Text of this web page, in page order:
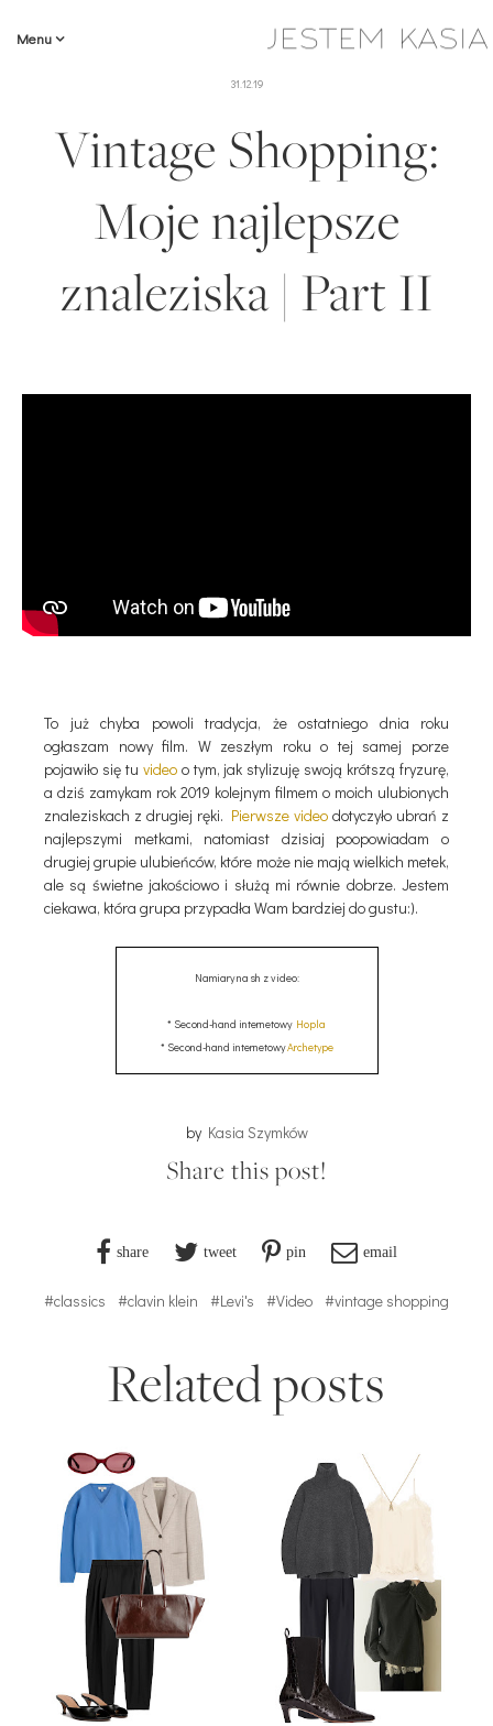
Menu
31.12.19
Vintage Shopping:
Moje najlepsze
znaleziska | Part II
To już chyba powoli tradycja, że ostatniego dnia roku
ogłaszam nowy film. W zeszłym roku o tej samej porze
pojawiło się tu videoo tym, jak stylizuję swoją krótszą fryzurę,
a dziś zamykam rok 2019 kolejnym filmem o moich ulubionych
znaleziskach z drugiej ręki. Pierwsze video dotyczyło ubrań z
najlepszymi metkami, natomiast dzisiaj poopowiadam o
drugiej grupie ulubieńców, które może nie mają wielkich metek,
ale są świetne jakościowo i służą mi równie dobrze. Jestem
ciekawa, która grupa przypadła Wam bardziej do gustu:).
Namiary na sh z video:
* Second-hand internetowy Hopla
* Second-hand internetowyArchetype
by Kasia Szymków
Share this post!
share tweet pin email
#classics #clavin klein #Levi's #Video #vintage shopping
Related posts